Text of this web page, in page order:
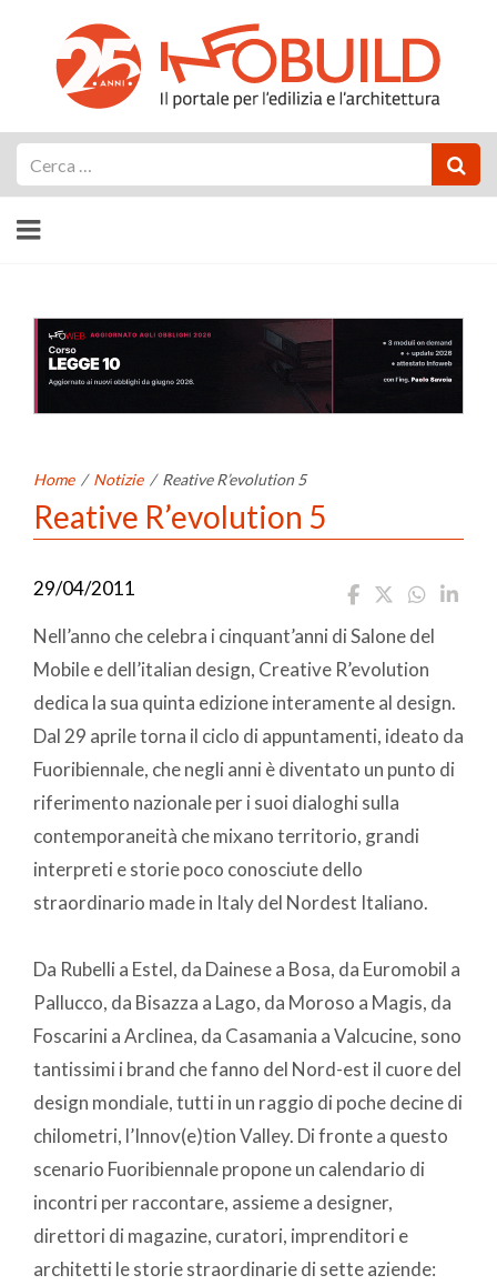
Home / Notizie / Reative R’evolution 5
Reative R’evolution 5
29/04/2011
Nell’anno che celebra i cinquant’anni di Salone del
Mobile e dell’italian design, Creative R’evolution
dedica la sua quinta edizione interamente al design.
Dal 29 aprile torna il ciclo di appuntamenti, ideato da
Fuoribiennale, che negli anni è diventato un punto di
riferimento nazionale per i suoi dialoghi sulla
contemporaneità che mixano territorio, grandi
interpreti e storie poco conosciute dello
straordinario made in Italy del Nordest Italiano.
Da Rubelli a Estel, da Dainese a Bosa, da Euromobil a
Pallucco, da Bisazza a Lago, da Moroso a Magis, da
Foscarini a Arclinea, da Casamania a Valcucine, sono
tantissimi i brand che fanno del Nord-est il cuore del
design mondiale, tutti in un raggio di poche decine di
chilometri, l’Innov(e)tion Valley. Di fronte a questo
scenario Fuoribiennale propone un calendario di
incontri per raccontare, assieme a designer,
direttori di magazine, curatori, imprenditori e
architetti le storie straordinarie di sette aziende: